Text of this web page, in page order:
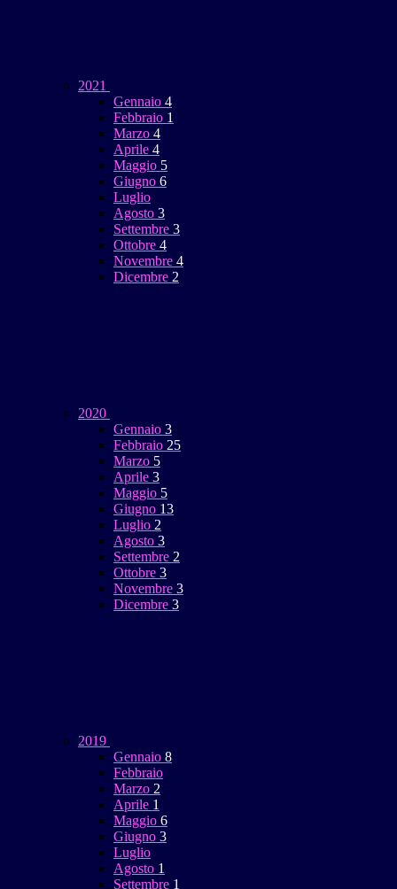
2021
Gennaio 4
Febbraio 1
Marzo 4
Aprile 4
Maggio 5
Giugno 6
Luglio
Agosto 3
Settembre 3
Ottobre 4
Novembre 4
Dicembre 2
2020
Gennaio 3
Febbraio 25
Marzo 5
Aprile 3
Maggio 5
Giugno 13
Luglio 2
Agosto 3
Settembre 2
Ottobre 3
Novembre 3
Dicembre 3
2019
Gennaio 8
Febbraio
Marzo 2
Aprile 1
Maggio 6
Giugno 3
Luglio
Agosto 1
Settembre 1